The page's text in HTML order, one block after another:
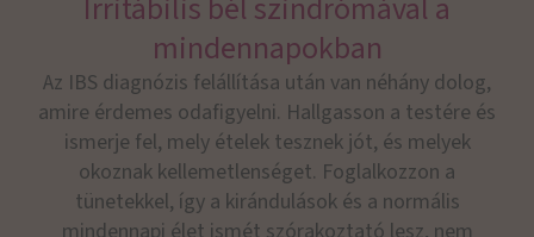
mindennapokban
Az IBS diagnózis felállítása után van néhány dolog,
amire érdemes odafigyelni. Hallgasson a testére és
ismerje fel, mely ételek tesznek jót, és melyek
okoznak kellemetlenséget. Foglalkozzon a
tünetekkel, így a kirándulások és a normális